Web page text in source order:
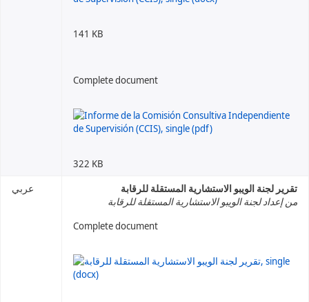
141 KB
Complete document
322 KB
عربي
تقرير لجنة الويبو الاستشارية المستقلة للرقابة
من إعداد لجنة الويبو الاستشارية المستقلة للرقابة
Complete document